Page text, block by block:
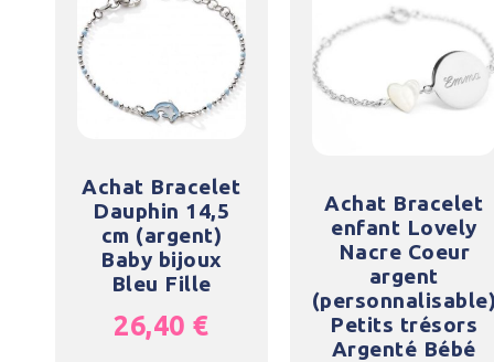
Achat Bracelet
Dauphin 14,5
cm (argent)
Baby bijoux
Bleu Fille
26,40 €
Achat Bracelet
enfant Lovely
Nacre Coeur
argent
Petits trésors
Argenté Bébé